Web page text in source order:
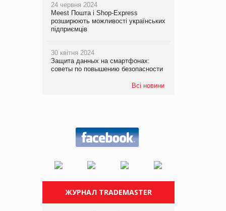
24 червня 2024
Meest Пошта і Shop-Express
розширюють можливості українських
підприємців
30 квітня 2024
Защита данных на смартфонах:
советы по повышению безопасности
Всі новини
ЖУРНАЛ TRADEMASTER